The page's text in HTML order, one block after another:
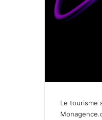
Le tourisme